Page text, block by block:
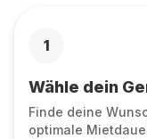
1
Wähle dein
Finde deine
optimale